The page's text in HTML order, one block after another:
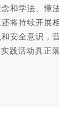
和学法、懂
将持续开展
安全意识，
践活动真正